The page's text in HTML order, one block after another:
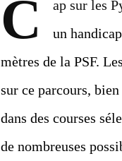
C
ap sur les
un
mètres de la PSF.
sur ce parcours,
dans des courses
de nombreuses